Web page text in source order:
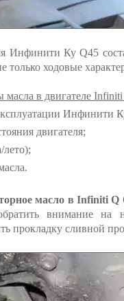
Инфинити Ку Q45
только ходовые
масла в двигателе
Инфинити
двигателя;
лето);
масло в Infiniti Q
внимание на
прокладку сливной